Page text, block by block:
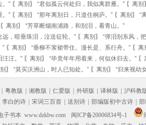
。” 〖 离别 〗 “君似孤云何处归，我似离群雁。” 〖 离别
。” 〖 离别 〗 “那年离别日，只道住桐庐。” 〖 离别 〗 “
〖 离别 〗 “芳草断烟南浦路，和别泪，看青山。”
远，暗垂珠泪，泣送征轮。” 〖 离别 〗 “弹泪别东风，
” 〖 离别 〗 “垂柳不萦裙带住。漫长是、系行舟。” 〖 离
汪汪。” 〖 离别 〗 “毕竟年年用着来，何似休归去。” 〖
〗 “莫买沃洲山，时人已知处。” 〖 离别 〗 “归来视幼
粤教版 湘教版 仁爱版 外研版 译林版 沪科教
李白的诗 宋词三百首 送别诗 部编版初中古诗
书本 www.dzkbw.com 闽ICP备20006834号-1